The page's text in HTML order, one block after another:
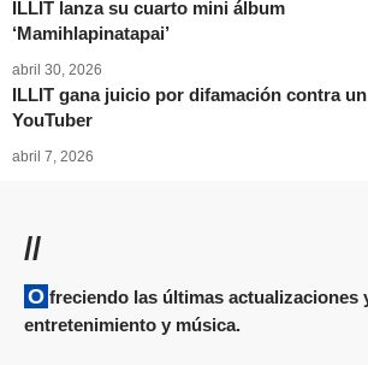
ILLIT lanza su cuarto mini álbum
‘Mamihlapinatapai’
abril 30, 2026
ILLIT gana juicio por difamación contra un
YouTuber
abril 7, 2026
//
Ofreciendo las últimas actualizaciones y noticias sobre
entretenimiento y música.